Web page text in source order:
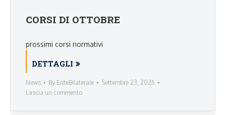
CORSI DI OTTOBRE
prossimi corsi normativi
DETTAGLI
News By EnteBilaterale
Settembre 23, 2025
Lascia un commento